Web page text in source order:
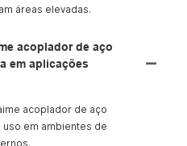
áreas elevadas.
acoplador de aço
em aplicações
acoplador de aço
em ambientes de